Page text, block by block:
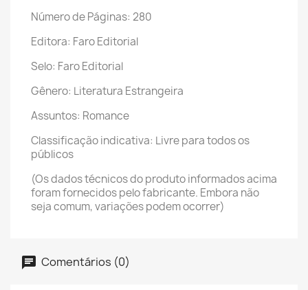
Número de Páginas: 280
Editora: Faro Editorial
Selo: Faro Editorial
Gênero: Literatura Estrangeira
Assuntos: Romance
Classificação indicativa: Livre para todos os
públicos
(Os dados técnicos do produto informados acima
foram fornecidos pelo fabricante. Embora não
seja comum, variações podem ocorrer)
Comentários (0)